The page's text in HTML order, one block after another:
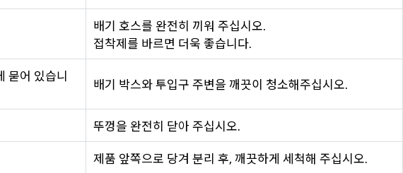
배기 호스를 완전히 끼워 주십시오.
접착제를 바르면 더욱 좋습니다.
묻어 있습니
배기 박스와 투입구 주변을 깨끗이 청소해주십시오.
뚜껑을 완전히 닫아 주십시오.
제품 앞쪽으로 당겨 분리 후, 깨끗하게 세척해 주십시오.